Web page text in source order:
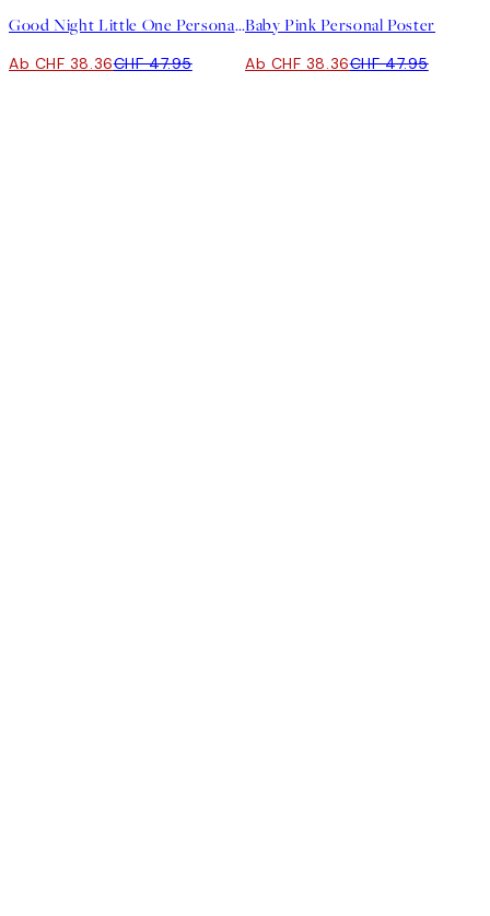
Good Night Little One Personal Poster
Ab CHF 38.36CHF 47.95
Baby Pink Personal Poster
Ab CHF 38.36CHF 47.95